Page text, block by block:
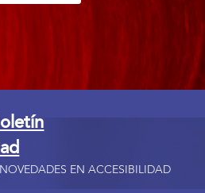
EN ACCESIBILIDAD